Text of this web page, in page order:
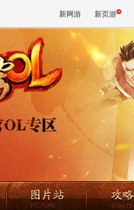
新网游 新页游